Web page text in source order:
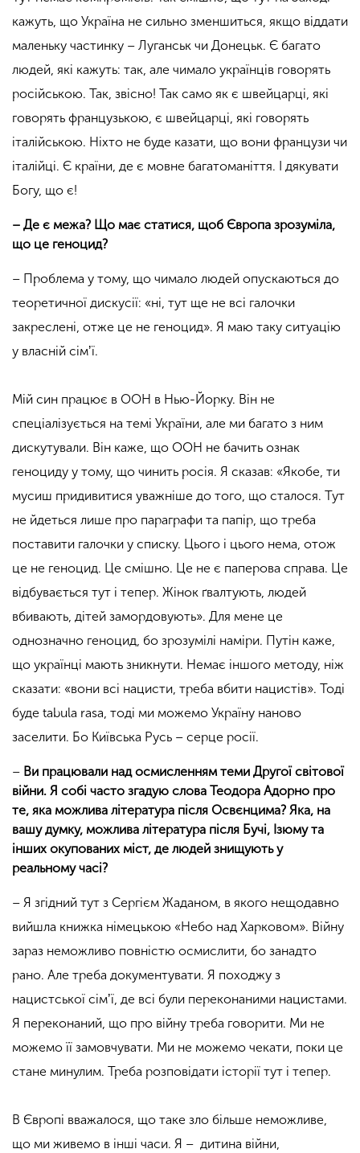
кажуть, що Україна не сильно зменшиться, якщо віддати
маленьку частинку – Луганськ чи Донецьк. Є багато
людей, які кажуть: так, але чимало українців говорять
російською. Так, звісно! Так само як є швейцарці, які
говорять французькою, є швейцарці, які говорять
італійською. Ніхто не буде казати, що вони французи чи
італійці. Є країни, де є мовне багатоманіття. І дякувати
Богу, що є!
– Де є межа? Що має статися, щоб Європа зрозуміла,
що це геноцид?
– Проблема у тому, що чимало людей опускаються до
теоретичної дискусії: «ні, тут ще не всі галочки
закреслені, отже це не геноцид». Я маю таку ситуацію
у власній сімʼї.
Мій син працює в ООН в Нью-Йорку. Він не
спеціалізується на темі України, але ми багато з ним
дискутували. Він каже, що ООН не бачить ознак
геноциду у тому, що чинить росія. Я сказав: «Якобе, ти
мусиш придивитися уважніше до того, що сталося. Тут
не йдеться лише про параграфи та папір, що треба
поставити галочки у списку. Цього і цього нема, отож
це не геноцид. Це смішно. Це не є паперова справа. Це
відбувається тут і тепер. Жінок ґвалтують, людей
вбивають, дітей замордовують». Для мене це
однозначно геноцид, бо зрозумілі наміри. Путін каже,
що українці мають зникнути. Немає іншого методу, ніж
сказати: «вони всі нацисти, треба вбити нацистів». Тоді
буде tabula rasa, тоді ми можемо Україну наново
заселити. Бо Київська Русь – серце росії.
– Ви працювали над осмисленням теми Другої світової
війни. Я собі часто згадую слова Теодора Адорно про
те, яка можлива література після Освєнцима? Яка, на
вашу думку, можлива література після Бучі, Ізюму та
інших окупованих міст, де людей знищують у
реальному часі?
– Я згідний тут з Сергієм Жаданом, в якого нещодавно
вийшла книжка німецькою «Небо над Харковом». Війну
зараз неможливо повністю осмислити, бо занадто
рано. Але треба документувати. Я походжу з
нацистської сімʼї, де всі були переконаними нацистами.
Я переконаний, що про війну треба говорити. Ми не
можемо її замовчувати. Ми не можемо чекати, поки це
стане минулим. Треба розповідати історії тут і тепер.
В Європі вважалося, що таке зло більше неможливе,
що ми живемо в інші часи. Я – дитина війни,